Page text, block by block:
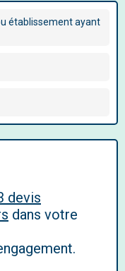
établissement ayant
devis
dans votre